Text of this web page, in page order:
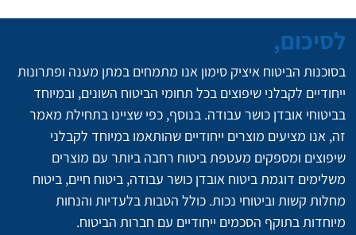
לסיכום,
בסוכנות הביטוח איציק סימון אנו מתמחים במתן מענה ופתרונות
ייחודיים לקבלני שיפוצים בכל תחומי הביטוח השונים, ובמיוחד
בביטוחי אובדן כושר עבודה. בנוסף, כפי שציינו בתחילת מאמר
זה, אנו מציעים מוצרים ייחודיים שהותאמו במיוחד לקבלני
שיפוצים ומספקים מעטפת ביטוח רחבה ביותר עם מוצרים
משלימים דוגמת ביטוח אובדן כושר עבודה, ביטוח חיים, ביטוח
מחלות קשות וביטוחי נכות. כולל הטבות בלעדיות והנחות
מיוחדות בתוקף הסכמים ייחודיים עם חברות הביטוח.